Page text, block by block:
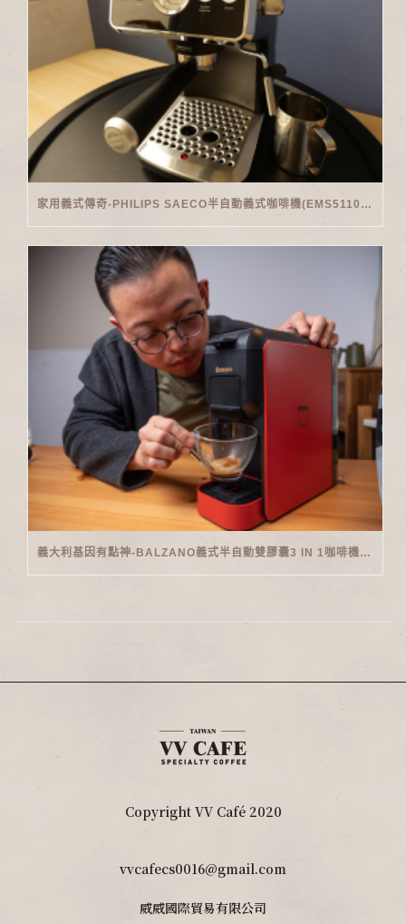
家用義式傳奇-PHILIPS SAECO半自動義式咖啡機(EMS5110)開箱
義大利基因有點神-BALZANO義式半自動雙膠囊3 IN 1咖啡機開箱
Copyright VV Café 2020
vvcafecs0016@gmail.com
威威國際貿易有限公司